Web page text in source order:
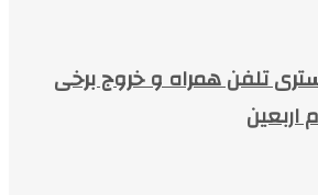
تلفن همراه و خروج برخی
اربعین